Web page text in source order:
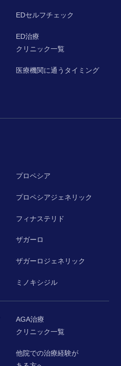
EDセルフチェック
ED治療
クリニック一覧
医療機関に通うタイミング
プロペシア
プロペシアジェネリック
フィナステリド
ザガーロ
ザガーロジェネリック
ミノキシジル
AGA治療
クリニック一覧
他院での治療経験が